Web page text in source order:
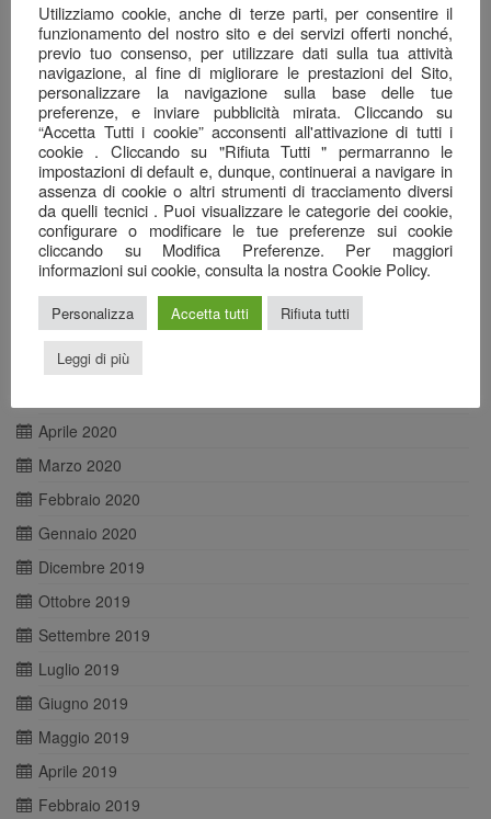
Aprile 2021
Marzo 2021
Febbraio 2021
Gennaio 2021
Dicembre 2020
Novembre 2020
Ottobre 2020
Settembre 2020
Agosto 2020
Luglio 2020
Giugno 2020
Aprile 2020
Marzo 2020
Febbraio 2020
Gennaio 2020
Dicembre 2019
Ottobre 2019
Settembre 2019
Luglio 2019
Giugno 2019
Maggio 2019
Aprile 2019
Febbraio 2019
Utilizziamo cookie, anche di terze parti, per consentire il
funzionamento del nostro sito e dei servizi offerti nonché,
previo tuo consenso, per utilizzare dati sulla tua attività
navigazione, al fine di migliorare le prestazioni del Sito,
personalizzare la navigazione sulla base delle tue
preferenze, e inviare pubblicità mirata. Cliccando su
“Accetta Tutti i cookie” acconsenti all'attivazione di tutti i
cookie . Cliccando su "Rifiuta Tutti " permarranno le
impostazioni di default e, dunque, continuerai a navigare in
assenza di cookie o altri strumenti di tracciamento diversi
da quelli tecnici . Puoi visualizzare le categorie dei cookie,
configurare o modificare le tue preferenze sui cookie
cliccando su Modifica Preferenze. Per maggiori
informazioni sui cookie, consulta la nostra Cookie Policy.
Personalizza Accetta tutti Rifiuta tutti
Leggi di più